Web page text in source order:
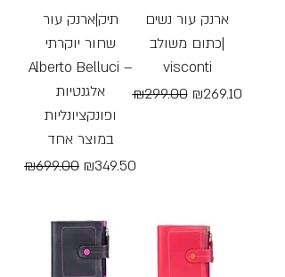
תיק|ארנק עור
שחור יוקרתי
Alberto Belluci –
אלגנטיות
ופונקציונליות
במוצר אחד
Regular Price
₪699.00 Sale Price
₪349.50
ארנק עור נשים
כתום משולב|
visconti
Regular Price
₪299.00 Sale Price
₪269.10